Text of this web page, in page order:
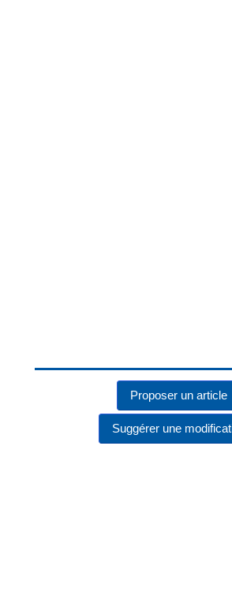
Proposer un article
Suggérer une